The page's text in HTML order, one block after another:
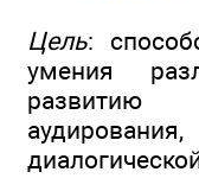
Цель:
умения